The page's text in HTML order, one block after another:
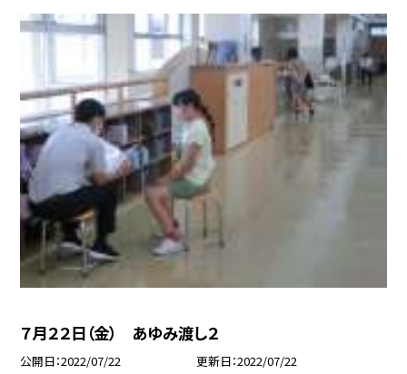
７月２２日（金） あゆみ渡し２
公開日 2022/07/22 更新日 2022/07/22